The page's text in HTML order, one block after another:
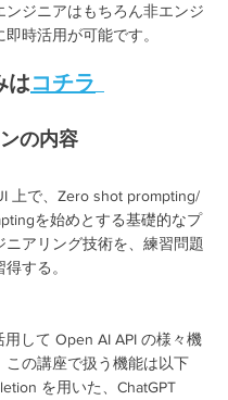
ンジニアはもちろん非エンジ
時活用が可能です。
はコチラ
の内容
上で、Zero shot prompting/
を始めとする基礎的なプ
ニアリング技術を、練習問題
する。
用して Open AI API の様々機
この講座で扱う機能は以下
を用いた、ChatGPT